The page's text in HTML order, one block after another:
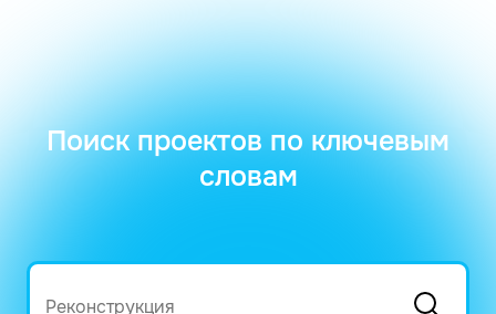
Поиск проектов по ключевым
словам